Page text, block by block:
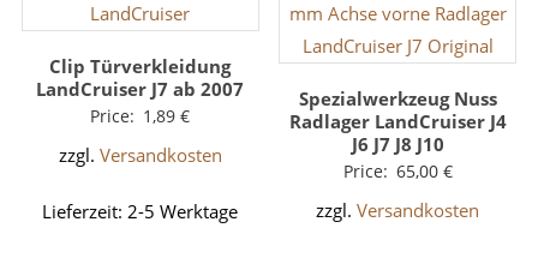
Clip Türverkleidung
LandCruiser J7 ab 2007
Price: 1,89€
zzgl. Versandkosten
Lieferzeit:2-5 Werktage
Spezialwerkzeug Nuss
Radlager LandCruiser J4
J6 J7 J8 J10
Price: 65,00 €
zzgl.Versandkosten